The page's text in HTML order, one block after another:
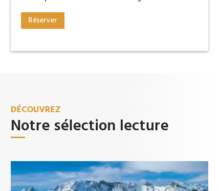
Réserver
DÉCOUVREZ
Notre sélection lecture